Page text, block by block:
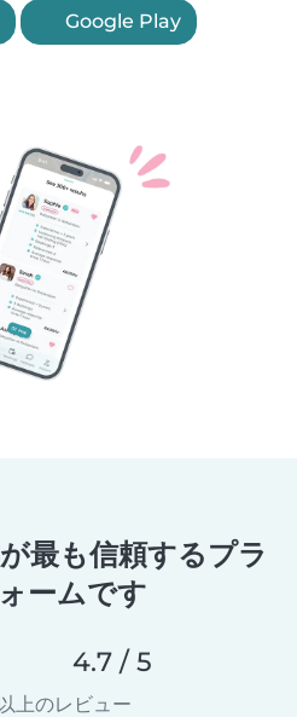
Google Play
最も信頼するプラ
ームです
4.7 / 5
上のレビュー